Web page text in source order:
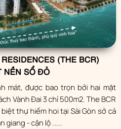
(THE BCR)
NỀN SỔ ĐỎ
mát, được bao trọn bởi hai mặt
Vành Đai 3 chỉ 500m2. The BCR
thự hiếm hoi tại Sài Gòn sở cả
giang - cận lộ .....